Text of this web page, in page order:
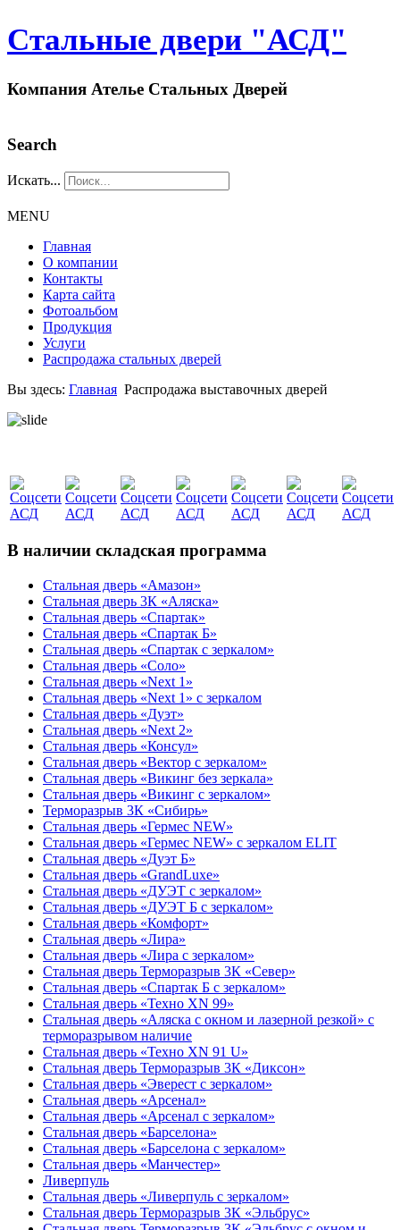
Стальные двери "АСД"
Компания Ателье Стальных Дверей
Search
Искать...
MENU
Главная
О компании
Контакты
Карта сайта
Фотоальбом
Продукция
Услуги
Распродажа стальных дверей
Вы здесь: Главная Распродажа выставочных дверей
В наличии складская программа
Стальная дверь «Амазон»
Стальная дверь 3К «Аляска»
Стальная дверь «Спартак»
Стальная дверь «Спартак Б»
Стальная дверь «Спартак с зеркалом»
Стальная дверь «Соло»
Стальная дверь «Next 1»
Стальная дверь «Next 1» с зеркалом
Стальная дверь «Дуэт»
Стальная дверь «Next 2»
Стальная дверь «Консул»
Стальная дверь «Вектор с зеркалом»
Стальная дверь «Викинг без зеркала»
Стальная дверь «Викинг c зеркалом»
Терморазрыв 3К «Сибирь»
Стальная дверь «Гермес NEW»
Стальная дверь «Гермес NEW» с зеркалом ELIT
Стальная дверь «Дуэт Б»
Стальная дверь «GrandLuxe»
Стальная дверь «ДУЭТ с зеркалом»
Стальная дверь «ДУЭТ Б с зеркалом»
Стальная дверь «Комфорт»
Стальная дверь «Лира»
Стальная дверь «Лира с зеркалом»
Стальная дверь Терморазрыв 3К «Север»
Стальная дверь «Спартак Б с зеркалом»
Стальная дверь «Техно XN 99»
Стальная дверь «Аляска с окном и лазерной резкой» с
терморазрывом наличие
Стальная дверь «Техно XN 91 U»
Стальная дверь Терморазрыв 3К «Диксон»
Стальная дверь «Эверест с зеркалом»
Стальная дверь «Арсенал»
Стальная дверь «Арсенал с зеркалом»
Стальная дверь «Барселона»
Стальная дверь «Барселона с зеркалом»
Стальная дверь «Манчестер»
Ливерпуль
Стальная дверь «Ливерпуль с зеркалом»
Стальная дверь Терморазрыв 3К «Эльбрус»